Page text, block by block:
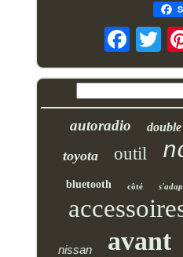
autoradio double
toyota outil
bluetooth côté
nissan avant